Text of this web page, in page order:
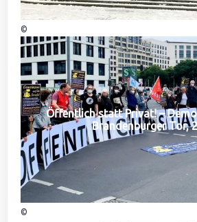
©
Öffentlich statt Privat! –
Brandenburger Tor,
©